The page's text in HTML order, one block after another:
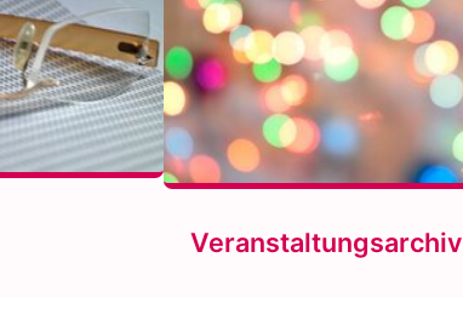
Veranstaltungsarchiv